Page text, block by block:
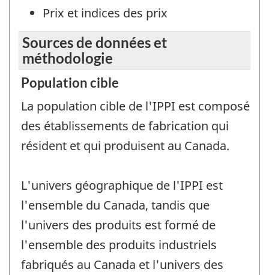
Prix et indices des prix
Sources de données et
méthodologie
Population cible
La population cible de l'IPPI est composé
des établissements de fabrication qui
résident et qui produisent au Canada.
L'univers géographique de l'IPPI est
l'ensemble du Canada, tandis que
l'univers des produits est formé de
l'ensemble des produits industriels
fabriqués au Canada et l'univers des